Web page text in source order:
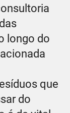
longo do
que
do